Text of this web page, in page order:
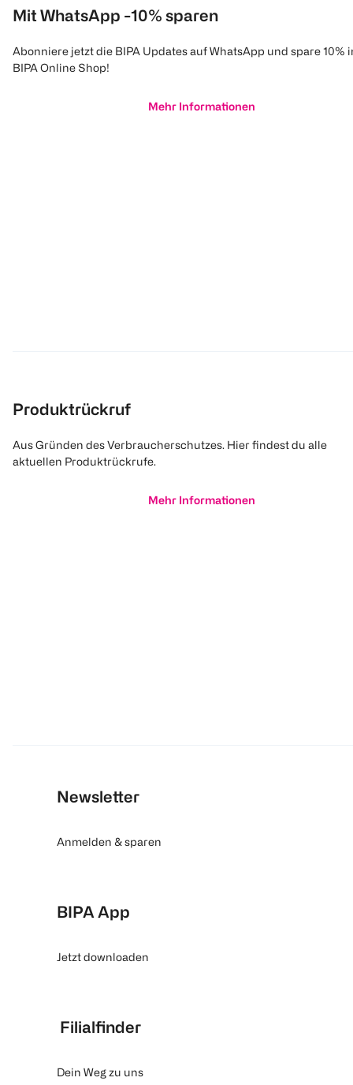
Mit WhatsApp -10% sparen
Abonniere jetzt die BIPA Updates auf WhatsApp und spare 10%
BIPA Online Shop!
Mehr Informationen
Produktrückruf
Aus Gründen des Verbraucherschutzes. Hier findest du alle
aktuellen Produktrückrufe.
Mehr Informationen
Newsletter
Anmelden & sparen
BIPA App
Jetzt downloaden
Filialfinder
Dein Weg zu uns